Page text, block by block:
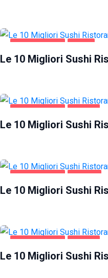
GASTRONOMIA UDINE
Le 10 Migliori Sushi
GASTRONOMIA TRIESTE
Le 10 Migliori Sushi
GASTRONOMIA TREVISO
Le 10 Migliori Sushi
GASTRONOMIA TRENTO
Le 10 Migliori Sushi